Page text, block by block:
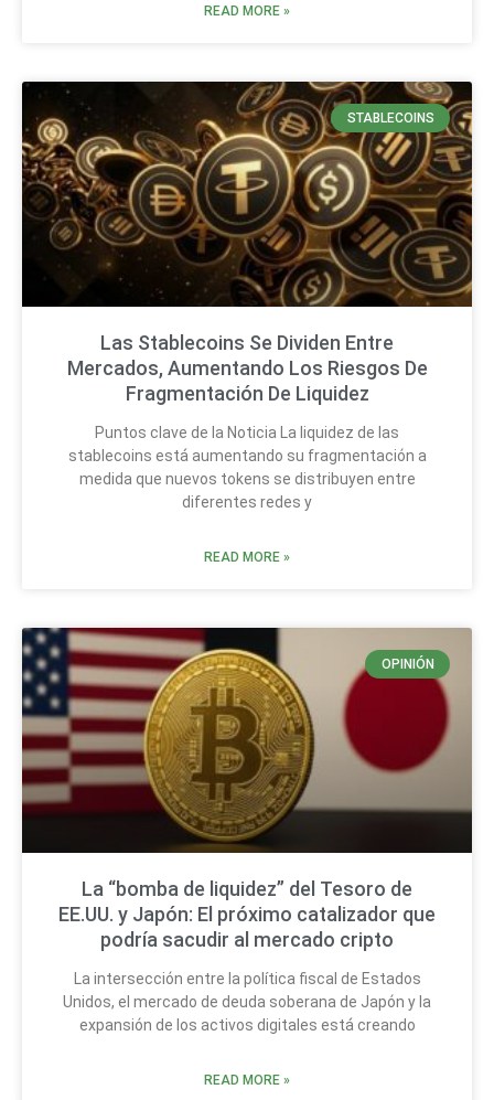
READ MORE »
STABLECOINS
Las Stablecoins Se Dividen Entre
Mercados, Aumentando Los Riesgos De
Fragmentación De Liquidez
Puntos clave de la Noticia La liquidez de las
stablecoins está aumentando su fragmentación a
medida que nuevos tokens se distribuyen entre
diferentes redes y
READ MORE »
OPINIÓN
La “bomba de liquidez” del Tesoro de
EE.UU. y Japón: El próximo catalizador que
podría sacudir al mercado cripto
La intersección entre la política fiscal de Estados
Unidos, el mercado de deuda soberana de Japón y la
expansión de los activos digitales está creando
READ MORE »